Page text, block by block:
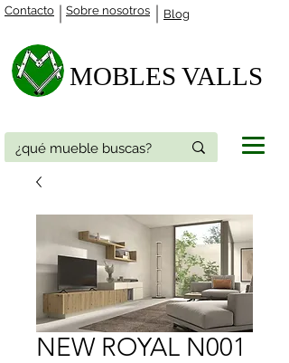
Contacto Blog
Sobre nosotros
MOBLES VALLS​
NEW ROYAL N001